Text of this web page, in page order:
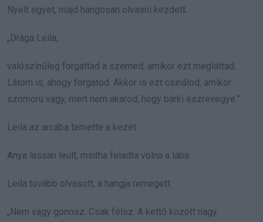
Nyelt egyet, majd hangosan olvasni kezdett.
„Drága Leila,
valószínűleg forgattad a szemed, amikor ezt megláttad.
Látom is, ahogy forgatod. Akkor is ezt csinálod, amikor
szomorú vagy, mert nem akarod, hogy bárki észrevegye.”
Leila az arcába temette a kezét.
Anya lassan leült, mintha feladta volna a lába.
Leila tovább olvasott, a hangja remegett.
„Nem vagy gonosz. Csak félsz. A kettő között nagy